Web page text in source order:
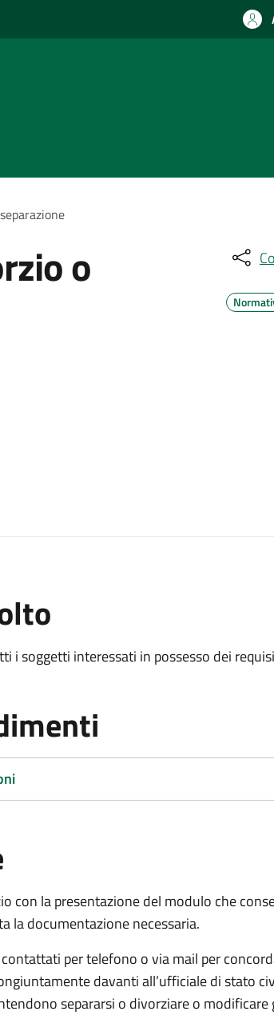
o
i soggetti interessati in possesso dei
con la presentazione del modulo che
la documentazione necessaria.
per telefono o via mail per
davanti all’ufficiale di stato
separarsi o divorziare o modificare